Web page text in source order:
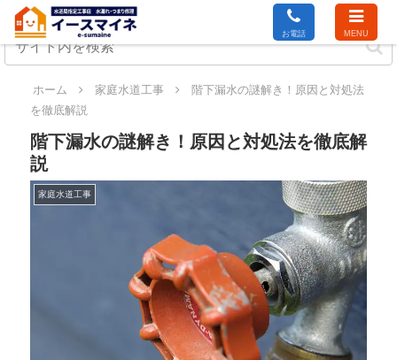
ホーム 家庭水道工事
階下漏水の謎解き！原因と対処法
を徹底解説
階下漏水の謎解き！原因と対処法を徹底解
説
家庭水道工事
お電話 MENU